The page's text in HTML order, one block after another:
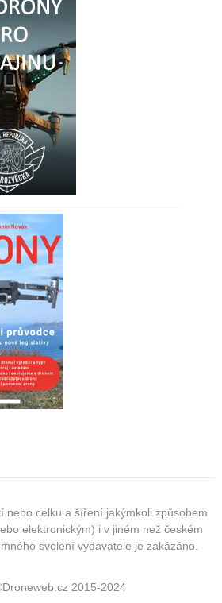
nebo celku a šíření jakýmkoli způsobem
elektronickým) i v jiném než českém
svolení vydavatele je zakázáno.
2015-2024